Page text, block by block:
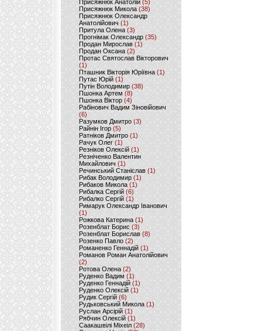
Присяжнюк Анатолій (5)
Присяжнюк Микола (38)
Присяжнюк Олександр
Анатолійович (1)
Притула Олена (3)
Прогнімак Олександр(35)
Продан Мирослав(1)
Продан Оксана (2)
Протас Святослав Вікторович
(1)
Пташник Вікторія Юріївна (1)
Путас Юрій (1)
Путін Володимир(38)
Пшонка Артем (8)
Пшонка Віктор(4)
Рабінович Вадим Зіновійович
(6)
Разумков Дмитро (3)
Райнін Ігор(5)
Ратніков Дмитро (1)
Рачук Олег (1)
Резніков Олексій(1)
Резніченко Валентин
Михайлович (1)
Речинський Станіслав (1)
Рибак Володимир(1)
Рибаков Микола(1)
Рибалка Сергій (6)
Рибалко Сергій (1)
Римарук Олександр Іванович
(1)
Рожкова Катерина(1)
Розенблат Борис (3)
Розенблат Борислав (8)
Розенко Павло (2)
Романенко Геннадій (1)
Романов Роман Анатолійович
(2)
Ротова Олена(2)
Руденко Вадим (1)
Руденко Геннадій (1)
Руденко Олексій(1)
Рудик Сергій(6)
Рудьковський Микола (1)
Руслан Арсірій(1)
Рябчин Олексій (1)
Саакашвілі Міхеіл(28)